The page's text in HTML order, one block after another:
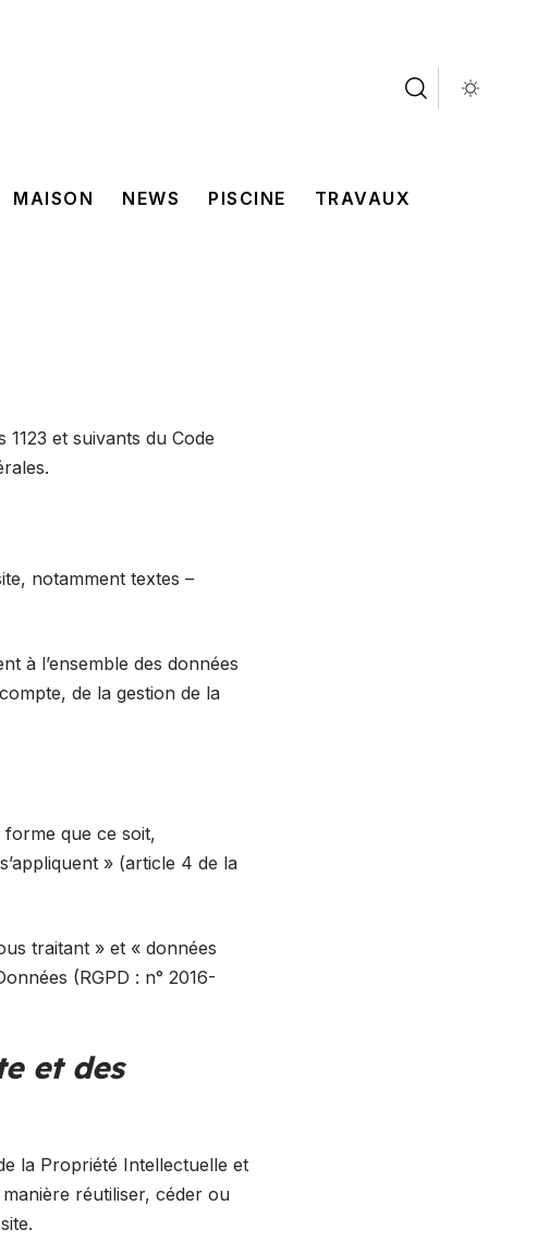
MAISON NEWS PISCINE TRAVAUX
et suivants du Code
notamment textes –
à l’ensemble des données
de la gestion de la
que ce soit,
» (article 4 de la
traitant » et « données
(RGPD : n° 2016-
et des
la Propriété Intellectuelle et
réutiliser, céder ou